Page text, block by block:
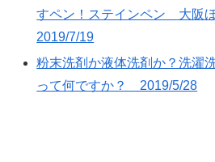
すペン！ステインペン 大阪
2019/7/19
粉末洗剤か液体洗剤か？洗
って何ですか？ 2019/5/28